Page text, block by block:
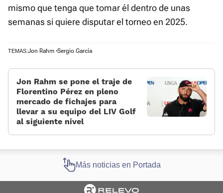
mismo que tenga que tomar él dentro de unas
semanas si quiere disputar el torneo en 2025.
TEMAS:Jon Rahm Sergio García
Jon Rahm se pone el traje de
Florentino Pérez en pleno
mercado de fichajes para
llevar a su equipo del LIV Golf
al siguiente nivel
Más noticias en Portada